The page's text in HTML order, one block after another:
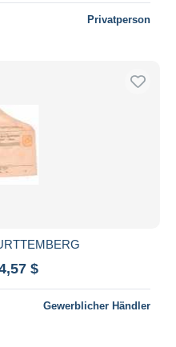
Privatperson
$
Gewerblicher Händler